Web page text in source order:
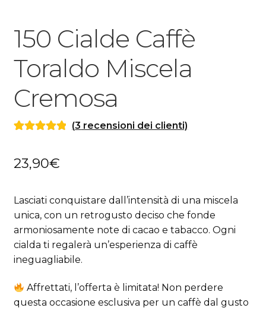
150 Cialde Caffè
Toraldo Miscela
Cremosa
direcensioni
(3 recensioni dei clienti)
23,90€
Lasciati conquistare dall’intensità di una miscela
unica, con un retrogusto deciso che fonde
armoniosamente note di cacao e tabacco. Ogni
cialda ti regalerà un’esperienza di caffè
ineguagliabile.
Affrettati, l’offerta è limitata! Non perdere
questa occasione esclusiva per un caffè dal gusto